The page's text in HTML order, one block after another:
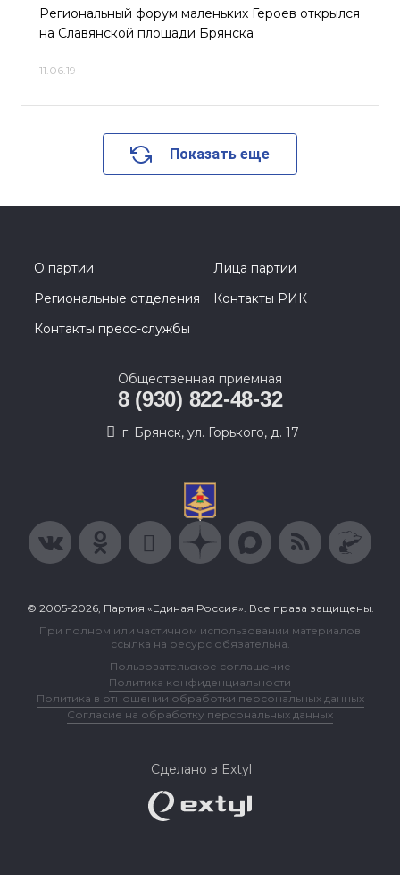
Региональный форум маленьких Героев открылся
на Славянской площади Брянска
11.06.19
Показать еще
О партии
Лица партии
Региональные отделения
Контакты РИК
Контакты пресс-службы
Общественная приемная
8 (930) 822-48-32
г. Брянск, ул. Горького, д. 17
© 2005-2026, Партия «Единая Россия». Все права защищены.
При полном или частичном использовании материалов
ссылка на ресурс обязательна.
Пользовательское соглашение
Политика конфиденциальности
Политика в отношении обработки персональных данных
Согласие на обработку персональных данных
Сделано в Extyl